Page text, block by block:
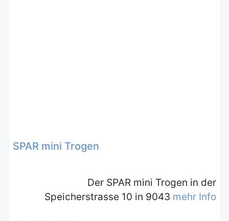
SPAR mini Trogen
Der SPAR mini Trogen in der
Speicherstrasse 10 in 9043 mehr Info